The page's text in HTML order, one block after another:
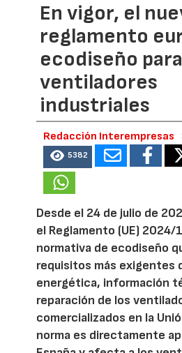
En vigor, el
reglamento
ecodiseño para
ventiladores
industriales
Redacción Interempresas
5382
Desde el 24 de julio de
el Reglamento (UE) 2024/
normativa de ecodiseño
requisitos más exigentes
energética, información
reparación de los
comercializados en la
norma es directamente